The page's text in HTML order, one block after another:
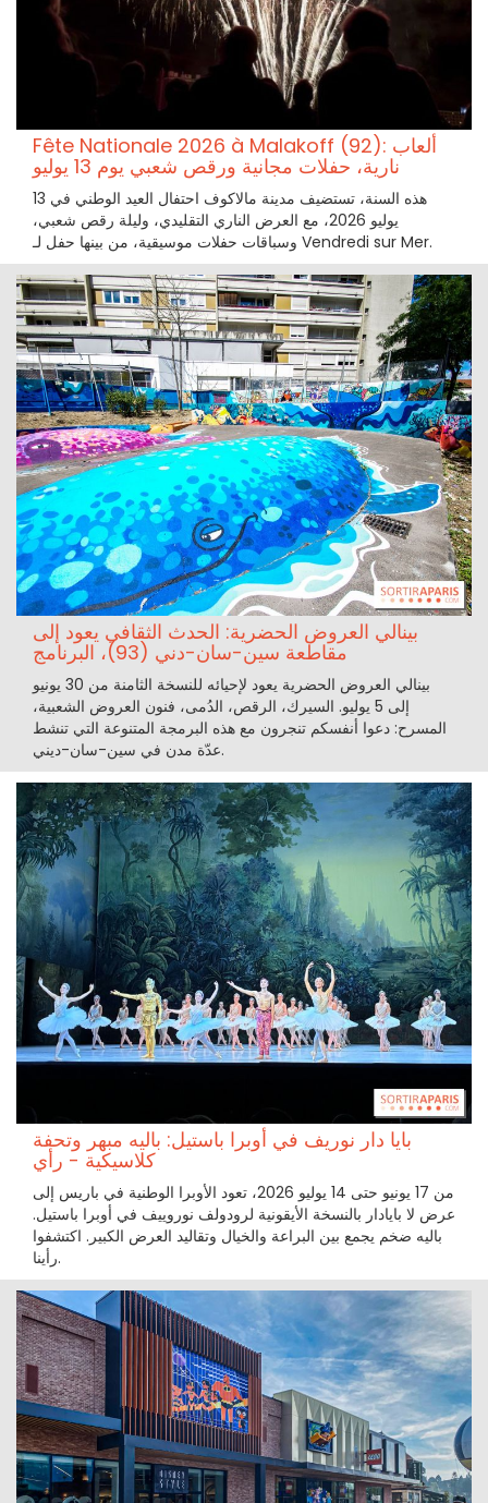
Fête Nationale 2026 à Malakoff (92): ألعاب
نارية، حفلات مجانية ورقص شعبي يوم 13 يوليو
هذه السنة، تستضيف مدينة مالاكوف احتفال العيد الوطني في 13
يوليو 2026، مع العرض الناري التقليدي، وليلة رقص شعبي،
وسباقات حفلات موسيقية، من بينها حفل لـ Vendredi sur Mer.
بينالي العروض الحضرية: الحدث الثقافي يعود إلى
مقاطعة سين-سان-دني (93)، البرنامج
بينالي العروض الحضرية يعود لإحيائه للنسخة الثامنة من 30 يونيو
إلى 5 يوليو. السيرك، الرقص، الدُمى، فنون العروض الشعبية،
المسرح: دعوا أنفسكم تنجرون مع هذه البرمجة المتنوعة التي تنشط
عدّة مدن في سين-سان-ديني.
بايا دار نوريف في أوبرا باستيل: باليه مبهر وتحفة
كلاسيكية - رأي
من 17 يونيو حتى 14 يوليو 2026، تعود الأوبرا الوطنية في باريس إلى
عرض لا بايادار بالنسخة الأيقونية لرودولف نوروييف في أوبرا باستيل.
باليه ضخم يجمع بين البراعة والخيال وتقاليد العرض الكبير. اكتشفوا
رأينا.